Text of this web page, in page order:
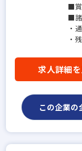
■賞
■諸
・
・
求人詳細
この企業